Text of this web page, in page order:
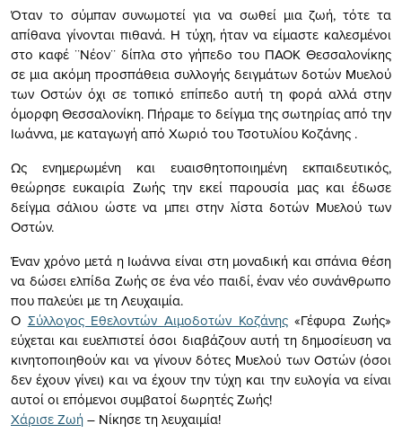
Όταν το σύμπαν συνωμοτεί για να σωθεί μια ζωή, τότε τα
απίθανα γίνονται πιθανά. Η τύχη, ήταν να είμαστε καλεσμένοι
στο καφέ ¨Νέον¨ δίπλα στο γήπεδο του ΠΑΟΚ Θεσσαλονίκης
σε μια ακόμη προσπάθεια συλλογής δειγμάτων δοτών Μυελού
των Οστών όχι σε τοπικό επίπεδο αυτή τη φορά αλλά στην
όμορφη Θεσσαλονίκη. Πήραμε το δείγμα της σωτηρίας από την
Ιωάννα, με καταγωγή από Χωριό του Τσοτυλίου Κοζάνης .
Ως ενημερωμένη και ευαισθητοποιημένη εκπαιδευτικός,
θεώρησε ευκαιρία Ζωής την εκεί παρουσία μας και έδωσε
δείγμα σάλιου ώστε να μπει στην λίστα δοτών Μυελού των
Οστών.
Έναν χρόνο μετά η Ιωάννα είναι στη μοναδική και σπάνια θέση
να δώσει ελπίδα Ζωής σε ένα νέο παιδί, έναν νέο συνάνθρωπο
που παλεύει με τη Λευχαιμία.
Ο Σύλλογος Εθελοντών Αιμοδοτών Κοζάνης«Γέφυρα Ζωής»
εύχεται και ευελπιστεί όσοι διαβάζουν αυτή τη δημοσίευση να
κινητοποιηθούν και να γίνουν δότες Μυελού των Οστών (όσοι
δεν έχουν γίνει) και να έχουν την τύχη και την ευλογία να είναι
αυτοί οι επόμενοι συμβατοί δωρητές Ζωής!
Χάρισε Ζωή– Νίκησε τη λευχαιμία!